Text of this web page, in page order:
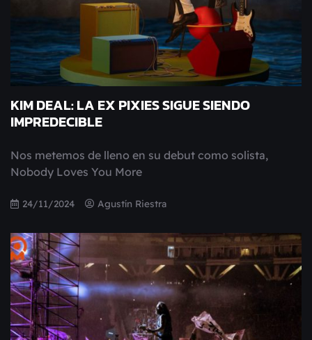
KIM DEAL: LA EX PIXIES SIGUE SIENDO
IMPREDECIBLE
Nos metemos de lleno en su debut como solista,
Nobody Loves You More
24/11/2024 Agustín Riestra